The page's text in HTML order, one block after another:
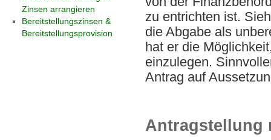
zu entrichten ist.
die Abgabe als
hat er die
einzulegen.
Antrag auf
Antragstellung
Zinsen arrangieren
Bereitstellungszinsen &
Bereitstellungsprovision